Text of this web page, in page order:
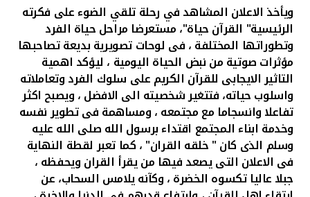
ويأخذ الاعلان المشاهد في رحلة تلقي الضوء على فكرته
الرئيسية" القرآن حياة"، مستعرضا مراحل حياة الفرد
وتطوراتها المختلفة ، فى لوحات تصويرية بديعة تصاحبها
مؤثرات صوتية من نبض الحياة اليومية ، ليؤكد اهمية
التاثير الايجابى للقرآن الكريم على سلوك الفرد وتعاملاته
واسلوب حياته، فتتغير شخصيته الى الافضل ، ويصبح اكثر
تفاعلا وانسجاما مع مجتمعه ، ومساهمة فى تطوير نفسه
وخدمة ابناء المجتمع اقتداء برسول الله صلى الله عليه
وسلم الذى كان " خلقه القران" ، كما تعبر لقطة النهاية
فى الاعلان التى يصعد فيها من يقرأ القران ويحفظه ،
جبلا عاليا تكسوه الخضرة ، وكآنه يلامس السحاب، عن